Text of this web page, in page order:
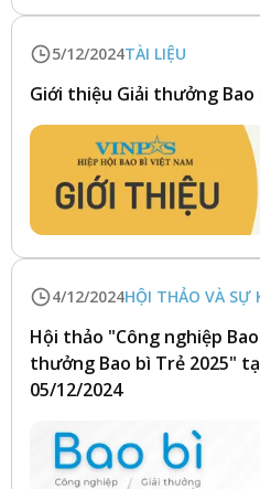
5/12/2024TÀI LIỆU
Giới thiệu Giải thưởng Bao
4/12/2024HỘI THẢO VÀ SỰ
Hội thảo "Công nghiệp
thưởng Bao bì Trẻ 2025"
05/12/2024